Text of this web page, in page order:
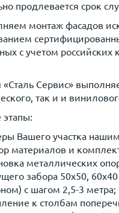
продлевается срок
монтаж фасадов
с учетом российских
Сервис»
так и и
Вашего участка
материалов и
металлических
забора 50х50,
с шагом 2,5-3 метра;
к столбам